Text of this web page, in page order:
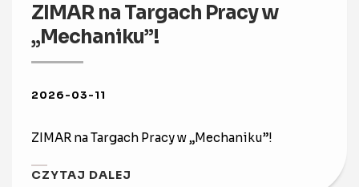
ZIMAR na Targach Pracy w
„Mechaniku”!
2026-03-11
ZIMAR na Targach Pracy w „Mechaniku”!
CZYTAJ DALEJ